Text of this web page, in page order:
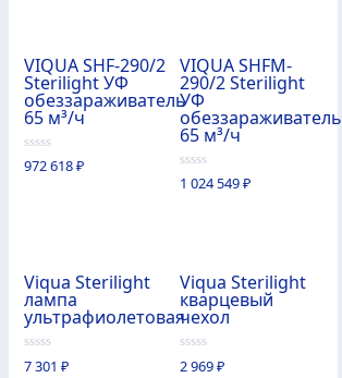
VIQUA SHF-290/2
Sterilight УФ
обеззараживатель
65 м³/ч
0
из
972 618₽
VIQUA SHFM-
290/2 Sterilight
УФ
обеззараживатель
65 м³/ч
0
из
1 024 549₽
Viqua Sterilight
лампа
ультрафиолетовая
0
7 301 ₽
Viqua Sterilight
кварцевый
чехол
0
2 969₽